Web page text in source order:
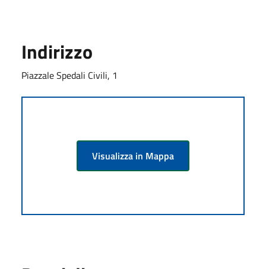
Indirizzo
Piazzale Spedali Civili, 1
Visualizza in Mappa